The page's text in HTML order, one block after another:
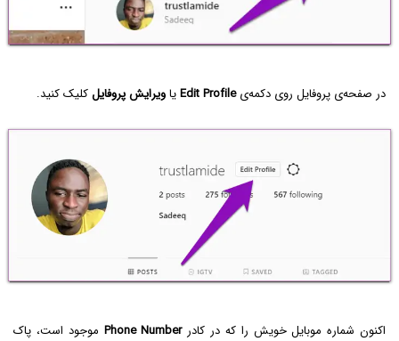
در صفحه‌ی پروفایل روی دکمه‌یEdit Profileیاویرایش پروفایلکلیک کنید.
اکنون شماره موبایل خویش را که در کادرPhone Number موجود است، پاک